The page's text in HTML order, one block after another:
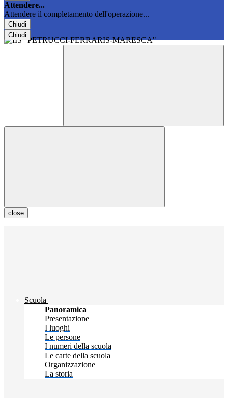
Attendere...
Attendere il completamento dell'operazione...
Chiudi
Chiudi
close
Scuola
Panoramica
Presentazione
I luoghi
Le persone
I numeri della scuola
Le carte della scuola
Organizzazione
La storia